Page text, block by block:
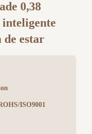
0,38
de estar
ISO9001